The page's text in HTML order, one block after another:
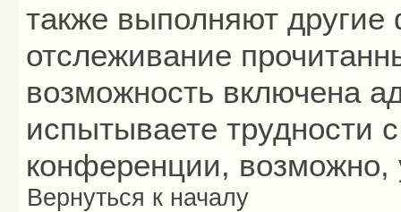
также выполняют другие
отслеживание
возможность включена
испытываете трудности
конференции, возможно,
Вернуться к началу